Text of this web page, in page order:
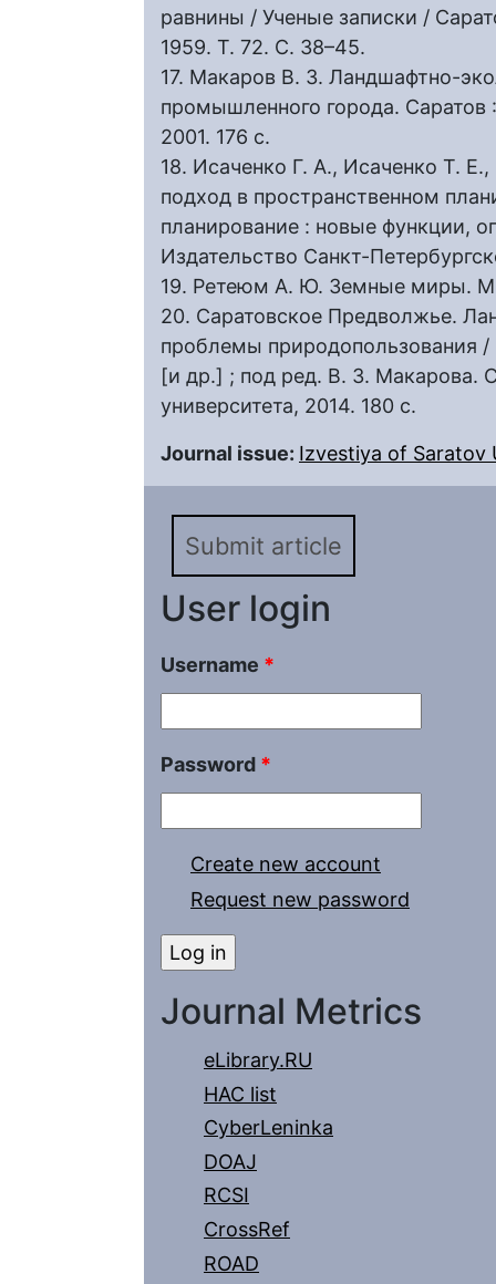
равнины / Ученые записки /
1959. Т. 72. С. 38–45.
17. Макаров В. З. Ландшафтно-
промышленного города. Саратов
2001. 176 с.
18. Исаченко Г. А., Исаченко Т.
подход в пространственном
планирование : новые функции,
Издательство Санкт-
19. Ретеюм А. Ю. Земные миры.
20. Саратовское Предволжье.
проблемы природопользования
[и др.] ; под ред. В. З. Макарова.
университета, 2014. 180 с.
Journal issue: Izvestiya of Saratov
Submit article
User login
Username *
Password *
Create new account
Request new password
Journal Metrics
eLibrary.RU
HAC list
CyberLeninka
DOAJ
RCSI
CrossRef
ROAD